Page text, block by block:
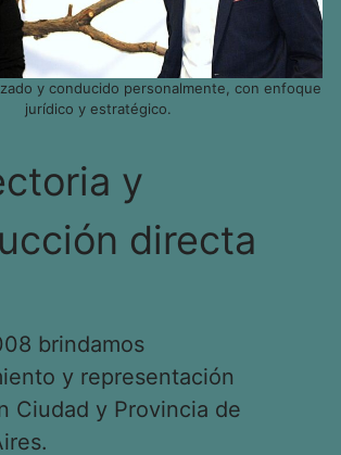
y conducido personalmente, con enfoque
jurídico y estratégico.
y
directa
brindamos
y representación
Ciudad y Provincia de